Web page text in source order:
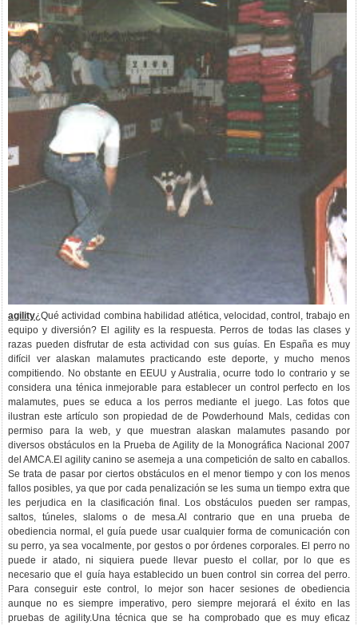
agility¿Qué actividad combina habilidad atlética, velocidad, control, trabajo en
equipo y diversión? El agility es la respuesta. Perros de todas las clases y
razas pueden disfrutar de esta actividad con sus guías. En España es muy
difícil ver alaskan malamutes practicando este deporte, y mucho menos
compitiendo. No obstante en EEUU y Australia, ocurre todo lo contrario y se
considera una ténica inmejorable para establecer un control perfecto en los
malamutes, pues se educa a los perros mediante el juego. Las fotos que
ilustran este artículo son propiedad de de Powderhound Mals, cedidas con
permiso para la web, y que muestran alaskan malamutes pasando por
diversos obstáculos en la Prueba de Agility de la Monográfica Nacional 2007
del AMCA.El agility canino se asemeja a una competición de salto en caballos.
Se trata de pasar por ciertos obstáculos en el menor tiempo y con los menos
fallos posibles, ya que por cada penalización se les suma un tiempo extra que
les perjudica en la clasificación final. Los obstáculos pueden ser rampas,
saltos, túneles, slaloms o de mesa.Al contrario que en una prueba de
obediencia normal, el guía puede usar cualquier forma de comunicación con
su perro, ya sea vocalmente, por gestos o por órdenes corporales. El perro no
puede ir atado, ni siquiera puede llevar puesto el collar, por lo que es
necesario que el guía haya establecido un buen control sin correa del perro.
Para conseguir este control, lo mejor son hacer sesiones de obediencia
aunque no es siempre imperativo, pero siempre mejorará el éxito en las
pruebas de agility.Una técnica que se ha comprobado que es muy eficaz